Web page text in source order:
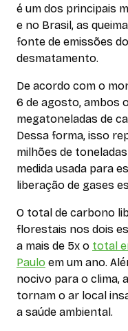
é um dos principais
e no Brasil, as
fonte de emissões
desmatamento.
De acordo com o
6 de agosto, ambos
megatoneladas de
Dessa forma, isso
milhões de
medida usada para
liberação de gases
O total de carbono
florestais nos dois
a mais de 5x o total
Paulo em um ano.
nocivo para o clima,
tornam o ar local
a saúde ambiental.